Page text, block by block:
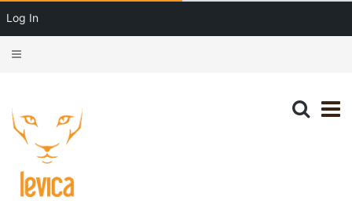
Log In